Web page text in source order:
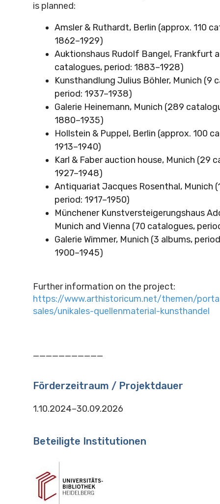
is planned:
Amsler & Ruthardt, Berlin (approx. 110
1862–1929)
Auktionshaus Rudolf Bangel, Frankfurt
catalogues, period: 1883–1928)
Kunsthandlung Julius Böhler, Munich (9
period: 1937–1938)
Galerie Heinemann, Munich (289
1880–1935)
Hollstein & Puppel, Berlin (approx. 100
1913–1940)
Karl & Faber auction house, Munich (29
1927–1948)
Antiquariat Jacques Rosenthal, Munich
period: 1917–1950)
Münchener Kunstversteigerungshaus
Munich and Vienna (70 catalogues,
Galerie Wimmer, Munich (3 albums,
1900–1945)
Further information on the project:
https://www.arthistoricum.net/themen/
sales/unikales-quellenmaterial-kunsthandel
___________
Förderzeitraum / Projektdauer
1.10.2024–30.09.2026
Beteiligte Institutionen